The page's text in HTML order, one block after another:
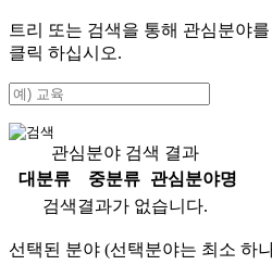
트리 또는 검색을 통해 관심분야
클릭 하십시오.
관심분야 검색 결과
대분류
중분류
관심분야명
검색결과가 없습니다.
선택된 분야 (선택분야는 최소 하